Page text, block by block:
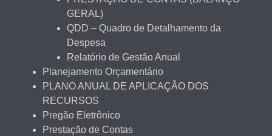
GERAL)
QDD – Quadro de Detalhamento da
Despesa
Relatório de Gestão Anual
Planejamento Orçamentário
PLANO ANUAL DE APLICAÇÃO DOS
RECURSOS
Pregão Eletrônico
Prestação de Contas